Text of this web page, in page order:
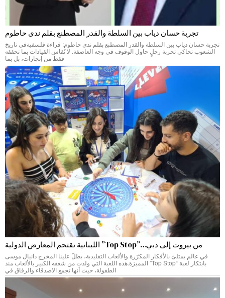
تجربة حسان دياب بين السلطة والقدر المصطنع بقلم ندى حاطوم
تجربة حسان دياب بين السلطة والقدر المصطنع بقلم ندى حاطوم: قراءة فلسفيةفي تاريخ
الشعوب تحاكي تجربة رجلٍ حاول الوقوف في وجه العاصفة. لا تُقاس القيادات بما تحققه
فقط من إنجازات، بل بما
من بيروت إلى دبي…”Top Stop” اللبنانية تقتحم المعارض الدولية
في عالم يمتلئ بالأفكار المكرّرة والألعاب التقليدية، يطلّ علينا المخرج دانيال موسى
بابتكار لعبة “Top Stop” المميزة.هذه اللعبة التي ولدت من شغفه الكبير بالألعاب منذ
الطفولة، حيث أنها تجمع الاصدقاء والرفاق في